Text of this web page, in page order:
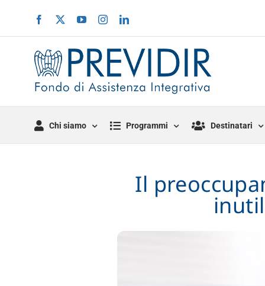
contenuto
Facebook
X YouTubeInstagramLinkedIn
Chi siamo Programmi Destinatari
Il